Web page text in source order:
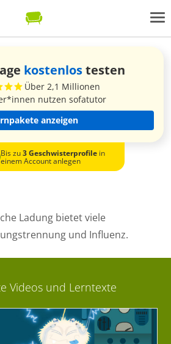
kostenlostesten
Über 2,1 Millionen
nutzen sofatutor
anzeigen
Bis zu3 Geschwisterprofilein
einem Account anlegen
Ladung bietet viele
und Influenz.
Videos und Lerntexte